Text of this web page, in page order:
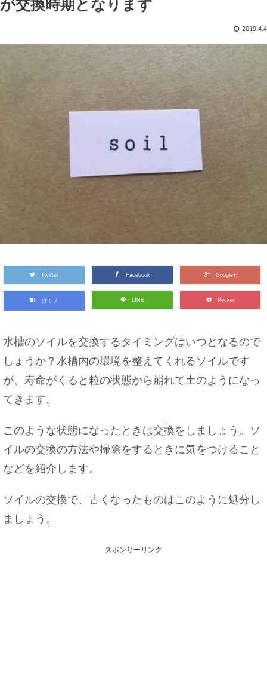
が交換時期となります
2019.4.4
Twitter Facebook Google+
はてブ LINE Pocket
水槽のソイルを交換するタイミングはいつとなるので
しょうか？水槽内の環境を整えてくれるソイルです
が、寿命がくると粒の状態から崩れて土のようになっ
てきます。
このような状態になったときは交換をしましょう。ソ
イルの交換の方法や掃除をするときに気をつけること
などを紹介します。
ソイルの交換で、古くなったものはこのように処分し
ましょう。
スポンサーリンク